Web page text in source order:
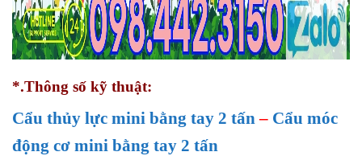
*.Thông số kỹ thuật:
Cẩu thủy lực mini bằng tay 2 tấn – Cẩu móc
động cơ mini bằng tay 2 tấn